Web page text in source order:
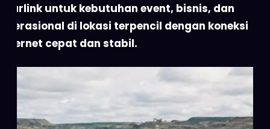
Starlink untuk kebutuhan event, bisnis, dan
operasional di lokasi terpencil dengan koneksi
internet cepat dan stabil.